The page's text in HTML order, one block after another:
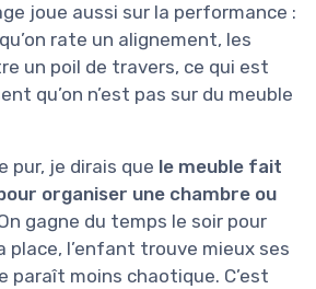
joue aussi sur la performance :
rate un alignement, les
un poil de travers, ce qui est
qu’on n’est pas sur du meuble
pur, je dirais que le meuble fait
organiser une chambre ou
gagne du temps le soir pour
l’enfant trouve mieux ses
paraît moins chaotique. C’est